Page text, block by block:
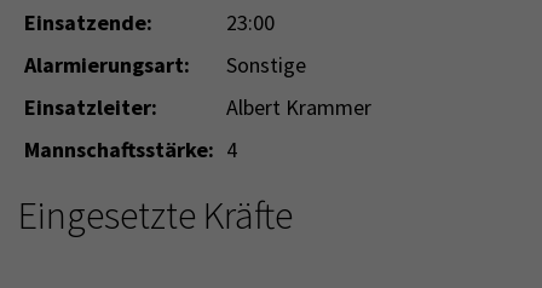
Einsatzende:
23:00
Alarmierungsart:
Sonstige
Einsatzleiter:
Albert Krammer
Mannschaftsstärke: 4
Eingesetzte Kräfte